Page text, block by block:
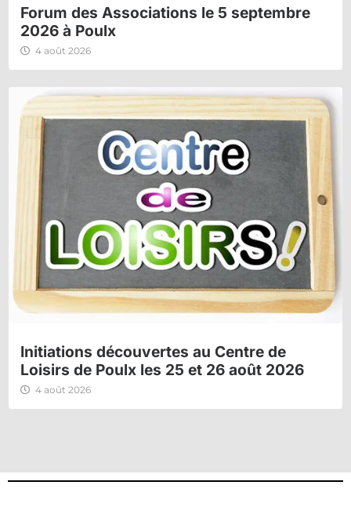
Forum des Associations le 5 septembre
2026 à Poulx
4 août 2026
Initiations découvertes au Centre de
Loisirs de Poulx les 25 et 26 août 2026
4 août 2026